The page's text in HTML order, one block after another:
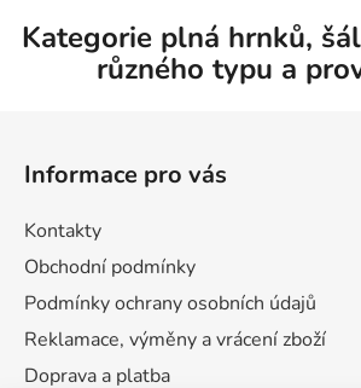
Kategorie plná hrnků,
různého typu a
Informace pro vás
Kontakty
Obchodní podmínky
Podmínky ochrany osobních údajů
Reklamace, výměny a vrácení zboží
Doprava a platba